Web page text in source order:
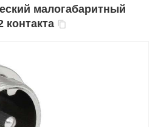
контакта